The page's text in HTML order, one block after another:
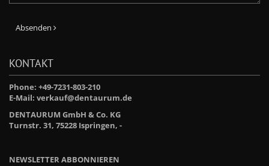
Absenden
KONTAKT
Phone: +49-7231-803-210
E-Mail: verkauf@dentaurum.de
DENTAURUM GmbH & Co. KG
Turnstr. 31, 75228 Ispringen, -
NEWSLETTER ABBONNIEREN